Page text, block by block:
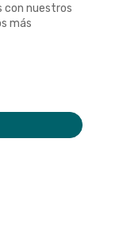
con nuestros
más